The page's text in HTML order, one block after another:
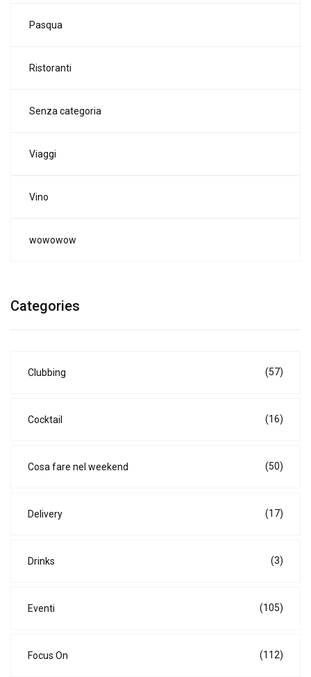
Pasqua
Ristoranti
Senza categoria
Viaggi
Vino
wowowow
Categories
Clubbing (57)
Cocktail (16)
Cosa fare nel weekend (50)
Delivery (17)
Drinks (3)
Eventi (105)
Focus On (112)